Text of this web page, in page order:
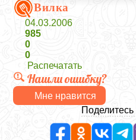
Вилка
04.03.2006
985
0
0
Распечатать
Нашли ошибку?
Мне нравится